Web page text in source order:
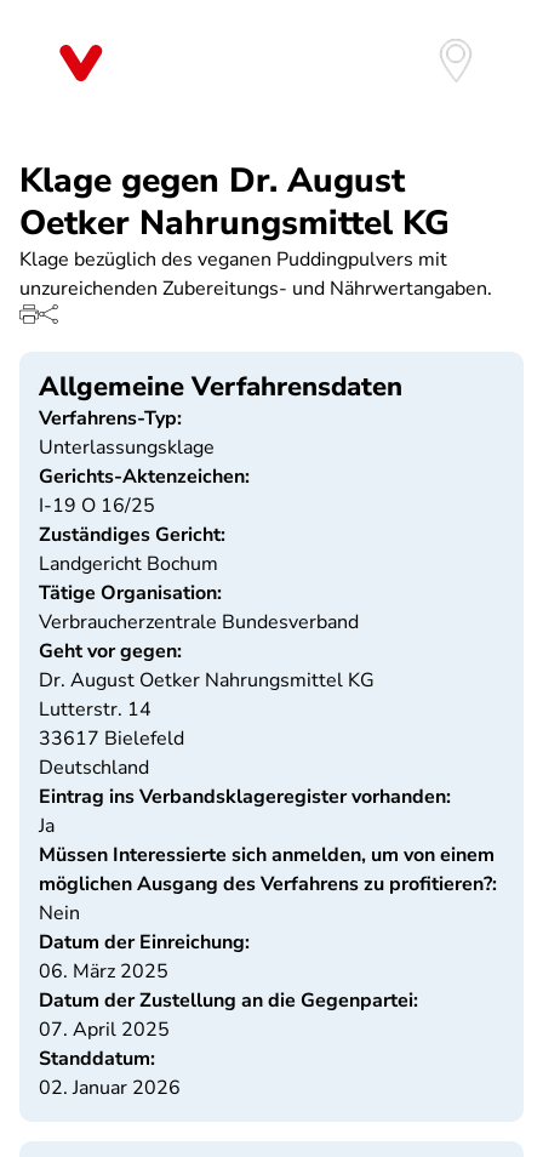
Klage gegen Dr. August
Oetker Nahrungsmittel KG
Klage bezüglich des veganen Puddingpulvers mit
unzureichenden Zubereitungs- und Nährwertangaben.
Allgemeine Verfahrensdaten
Verfahrens-Typ:
Unterlassungsklage
Gerichts-Aktenzeichen:
I-19 O 16/25
Zuständiges Gericht:
Landgericht Bochum
Tätige Organisation:
Verbraucherzentrale Bundesverband
Geht vor gegen:
Dr. August Oetker Nahrungsmittel KG
Lutterstr. 14
33617 Bielefeld
Deutschland
Eintrag ins Verbandsklageregister vorhanden:
Ja
Müssen Interessierte sich anmelden, um von einem
möglichen Ausgang des Verfahrens zu profitieren?:
Nein
Datum der Einreichung:
06. März 2025
Datum der Zustellung an die Gegenpartei:
07. April 2025
Standdatum:
02. Januar 2026